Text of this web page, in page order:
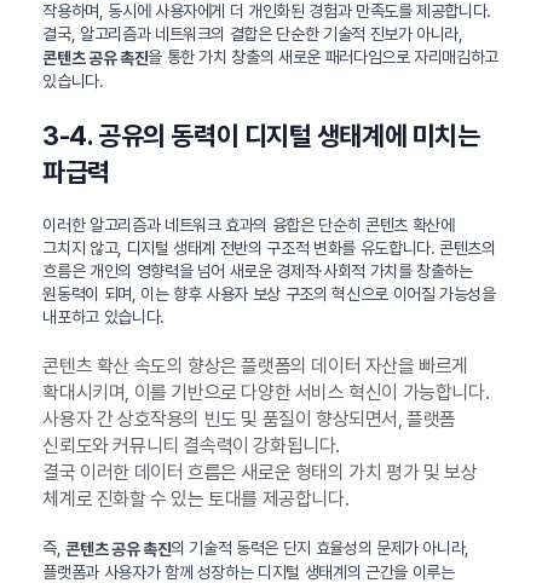
작용하며, 동시에 사용자에게 더 개인화된 경험과 만족도를 제공합니다.
결국, 알고리즘과 네트워크의 결합은 단순한 기술적 진보가 아니라,
콘텐츠 공유 촉진을 통한 가치 창출의 새로운 패러다임으로 자리매김하고
있습니다.
3-4. 공유의 동력이 디지털 생태계에 미치는
파급력
이러한 알고리즘과 네트워크 효과의 융합은 단순히 콘텐츠 확산에
그치지 않고, 디지털 생태계 전반의 구조적 변화를 유도합니다. 콘텐츠의
흐름은 개인의 영향력을 넘어 새로운 경제적·사회적 가치를 창출하는
원동력이 되며, 이는 향후 사용자 보상 구조의 혁신으로 이어질 가능성을
내포하고 있습니다.
콘텐츠 확산 속도의 향상은 플랫폼의 데이터 자산을 빠르게
확대시키며, 이를 기반으로 다양한 서비스 혁신이 가능합니다.
사용자 간 상호작용의 빈도 및 품질이 향상되면서, 플랫폼
신뢰도와 커뮤니티 결속력이 강화됩니다.
결국 이러한 데이터 흐름은 새로운 형태의 가치 평가 및 보상
체계로 진화할 수 있는 토대를 제공합니다.
즉,콘텐츠 공유 촉진의 기술적 동력은 단지 효율성의 문제가 아니라,
플랫폼과 사용자가 함께 성장하는 디지털 생태계의 근간을 이루는